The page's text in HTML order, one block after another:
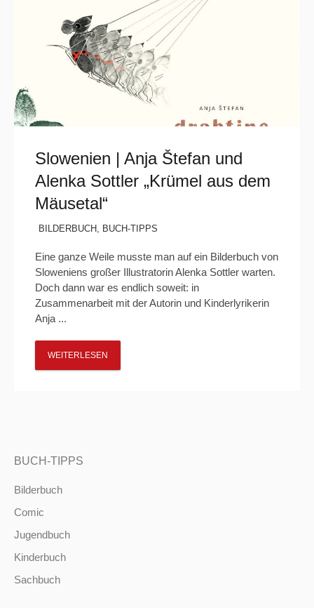
Slowenien | Anja Štefan und
Alenka Sottler „Krümel aus dem
Mäusetal“
BILDERBUCH , BUCH-TIPPS
Eine ganze Weile musste man auf ein Bilderbuch von
Sloweniens großer Illustratorin Alenka Sottler warten.
Doch dann war es endlich soweit: in
Zusammenarbeit mit der Autorin und Kinderlyrikerin
Anja ...
WEITERLESEN
BUCH-TIPPS
Bilderbuch
Comic
Jugendbuch
Kinderbuch
Sachbuch